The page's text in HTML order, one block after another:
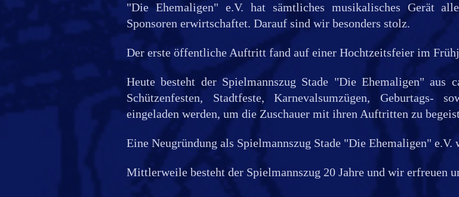
"Die Ehemaligen" e.V. hat sämtliches musikalisches Gerät
Sponsoren erwirtschaftet. Darauf sind wir besonders stolz.
Der erste öffentliche Auftritt fand auf einer Hochtzeitsfeier im
Heute besteht der Spielmannszug Stade "Die Ehemaligen"
Schützenfesten, Stadtfeste, Karnevalsumzügen, Geburtags-
eingeladen werden, um die Zuschauer mit ihren Auftritten zu
Eine Neugründung als Spielmannszug Stade "Die Ehemaligen" e.V.
Mittlerweile besteht der Spielmannszug 20 Jahre und wir erfreuen